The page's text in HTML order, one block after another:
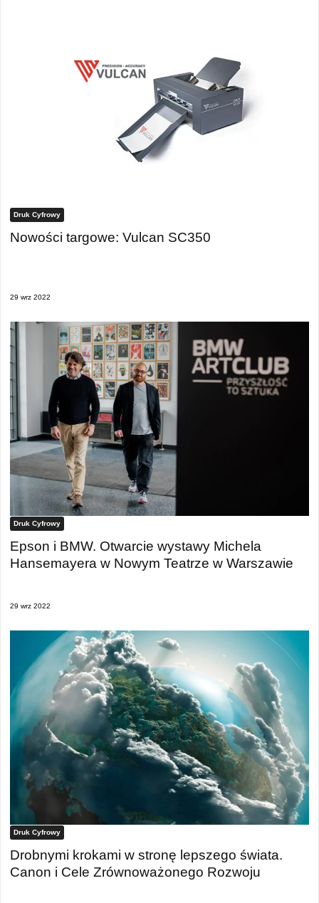
Druk Cyfrowy
Nowości targowe: Vulcan SC350
29 wrz 2022
Druk Cyfrowy
Epson i BMW. Otwarcie wystawy Michela
Hansemayera w Nowym Teatrze w Warszawie
29 wrz 2022
Druk Cyfrowy
Drobnymi krokami w stronę lepszego świata.
Canon i Cele Zrównoważonego Rozwoju